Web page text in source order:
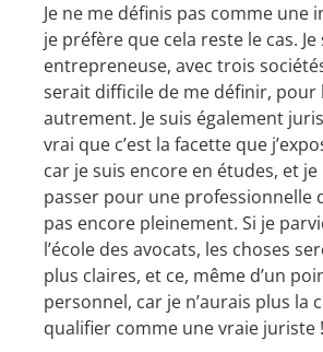
Je ne me définis pas comme une
je préfère que cela reste le cas.
entrepreneuse, avec trois
serait difficile de me définir, pour
autrement. Je suis également
vrai que c’est la facette que
car je suis encore en études, et je
passer pour une professionnelle
pas encore pleinement. Si je
l’école des avocats, les choses
plus claires, et ce, même d’un
personnel, car je n’aurais plus la
qualifier comme une vraie juriste !